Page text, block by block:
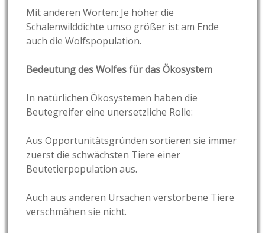
Mit anderen Worten: Je höher die
Schalenwilddichte umso größer ist am Ende
auch die Wolfspopulation.
Bedeutung des Wolfes für das Ökosystem
In natürlichen Ökosystemen haben die
Beutegreifer eine unersetzliche Rolle:
Aus Opportunitätsgründen sortieren sie immer
zuerst die schwächsten Tiere einer
Beutetierpopulation aus.
Auch aus anderen Ursachen verstorbene Tiere
verschmähen sie nicht.